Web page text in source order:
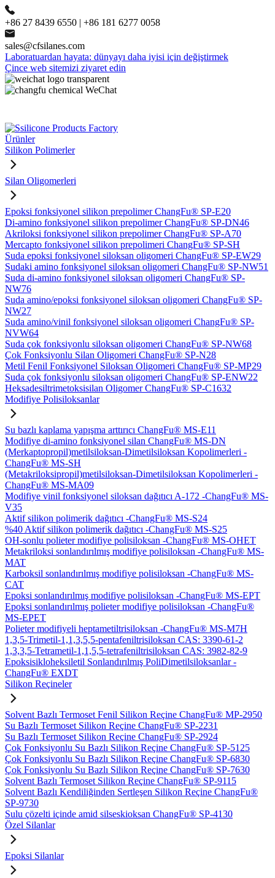
+86 27 8439 6550 | +86 181 6277 0058
sales@cfsilanes.com
Laboratuardan hayata: dünyayı daha iyisi için değiştirmek
Çince web sitemizi ziyaret edin
Ürünler
Silikon Polimerler
Silan Oligomerleri
Epoksi fonksiyonel silikon prepolimer ChangFu® SP-E20
Di-amino fonksiyonel silikon prepolimer ChangFu® SP-DN46
Akriloksi fonksiyonel silikon prepolimer ChangFu® SP-A70
Mercapto fonksiyonel silikon prepolimeri ChangFu® SP-SH
Suda epoksi fonksiyonel siloksan oligomeri ChangFu® SP-EW29
Sudaki amino fonksiyonel siloksan oligomeri ChangFu® SP-NW51
Suda di-amino fonksiyonel siloksan oligomeri ChangFu® SP-
NW76
Suda amino/epoksi fonksiyonel siloksan oligomeri ChangFu® SP-
NW27
Suda amino/vinil fonksiyonel siloksan oligomeri ChangFu® SP-
NVW64
Suda çok fonksiyonlu siloksan oligomeri ChangFu® SP-NW68
Çok Fonksiyonlu Silan Oligomeri ChangFu® SP-N28
Metil Fenil Fonksiyonel Siloksan Oligomeri ChangFu® SP-MP29
Suda çok fonksiyonlu siloksan oligomeri ChangFu® SP-ENW22
Heksadesiltrimetoksisilan Oligomer ChangFu® SP-C1632
Modifiye Polisiloksanlar
Su bazlı kaplama yapışma arttırıcı ChangFu® MS-E11
Modifiye di-amino fonksiyonel silan ChangFu® MS-DN
(Merkaptopropil)metilsiloksan-Dimetilsiloksan Kopolimerleri -
ChangFu® MS-SH
(Metakriloksipropil)metilsiloksan-Dimetilsiloksan Kopolimerleri -
ChangFu® MS-MA09
Modifiye vinil fonksiyonel siloksan dağıtıcı A-172 -ChangFu® MS-
V35
Aktif silikon polimerik dağıtıcı -ChangFu® MS-S24
%40 Aktif silikon polimerik dağıtıcı -ChangFu® MS-S25
OH-sonlu polieter modifiye polisiloksan -ChangFu® MS-OHET
Metakriloksi sonlandırılmış modifiye polisiloksan -ChangFu® MS-
MAT
Karboksil sonlandırılmış modifiye polisiloksan -ChangFu® MS-
CAT
Epoksi sonlandırılmış modifiye polisiloksan -ChangFu® MS-EPT
Epoksi sonlandırılmış polieter modifiye polisiloksan -ChangFu®
MS-EPET
Polieter modifiyeli heptametiltrisiloksan -ChangFu® MS-M7H
1,3,5-Trimetil-1,1,3,5,5-pentafeniltrisiloksan CAS: 3390-61-2
1,3,3,5-Tetrametil-1,1,5,5-tetrafeniltrisiloksan CAS: 3982-82-9
Epoksisikloheksiletil Sonlandırılmış PoliDimetilsiloksanlar -
ChangFu® EXDT
Silikon Reçineler
Solvent Bazlı Termoset Fenil Silikon Reçine ChangFu® MP-2950
Su Bazlı Termoset Silikon Reçine ChangFu® SP-2231
Su Bazlı Termoset Silikon Reçine ChangFu® SP-2924
Çok Fonksiyonlu Su Bazlı Silikon Reçine ChangFu® SP-5125
Çok Fonksiyonlu Su Bazlı Silikon Reçine ChangFu® SP-6830
Çok Fonksiyonlu Su Bazlı Silikon Reçine ChangFu® SP-7630
Solvent Bazlı Termoset Silikon Reçine ChangFu® SP-9115
Solvent Bazlı Kendiliğinden Sertleşen Silikon Reçine ChangFu®
SP-9730
Sulu çözelti içinde amid silseskioksan ChangFu® SP-4130
Özel Silanlar
Epoksi Silanlar